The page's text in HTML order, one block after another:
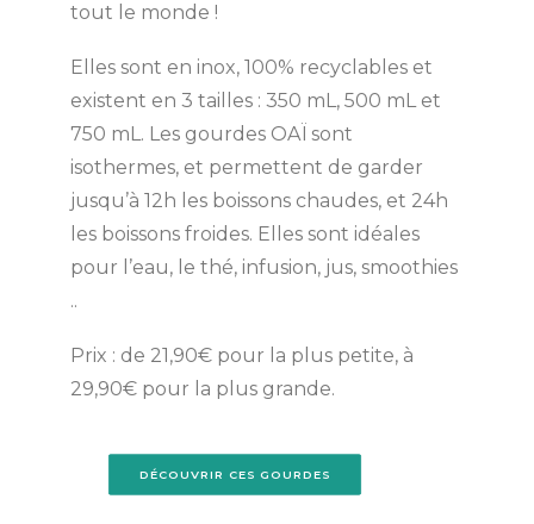
tout le monde !
Elles sont en inox, 100% recyclables et
existent en 3 tailles : 350 mL, 500 mL et
750 mL. Les gourdes OAÏ sont
isothermes, et permettent de garder
jusqu’à 12h les boissons chaudes, et 24h
les boissons froides. Elles sont idéales
pour l’eau, le thé, infusion, jus, smoothies
..
Prix : de 21,90€ pour la plus petite, à
29,90€ pour la plus grande.
DÉCOUVRIR CES GOURDES